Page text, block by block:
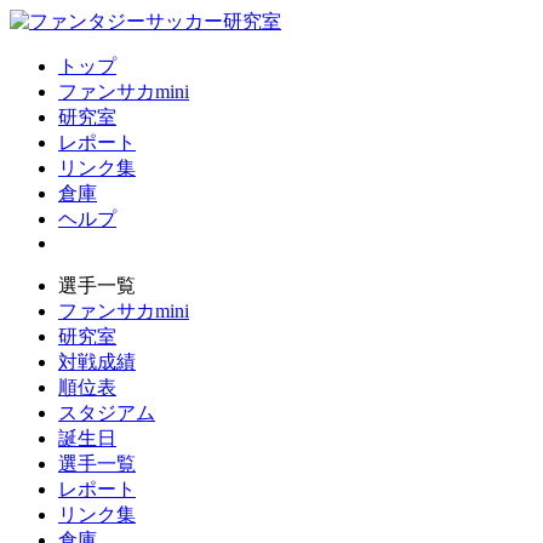
トップ
ファンサカmini
研究室
レポート
リンク集
倉庫
ヘルプ
選手一覧
ファンサカmini
研究室
対戦成績
順位表
スタジアム
誕生日
選手一覧
レポート
リンク集